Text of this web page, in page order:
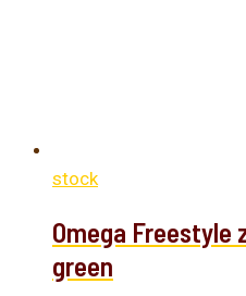
stock
Omega Freestyle
green